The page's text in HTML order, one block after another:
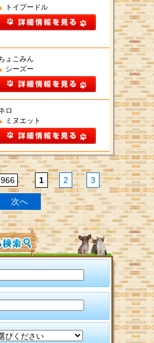
トイプードル
ょこみん
シーズー
ロ
ミヌエット
1 2 3
次へ